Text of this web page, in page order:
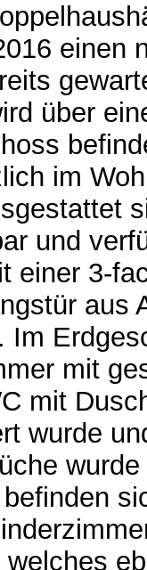
einen
über
im
und
einer 3-
aus
Im
mit
mit
wurde